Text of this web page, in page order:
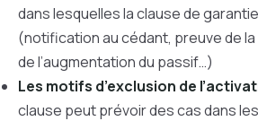
dans lesquelles la clause de
(notification au cédant, preuve de la
de l’augmentation du passif…)
Les motifs d’exclusion de
clause peut prévoir des cas dans